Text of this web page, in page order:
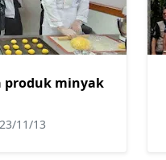
produk minyak
11/13